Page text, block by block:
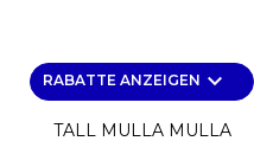
RABATTE ANZEIGEN keyboard_arrow_down
TALL MULLA MULLA